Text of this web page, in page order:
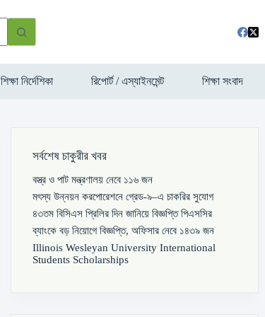
শিক্ষা নির্দেশিকা রিপোর্ট / এস্যাইনমেন্ট শিক্ষা সংবাদ
সর্বশেষ চাকুরীর খবর
বস্ত্র ও পাট মন্ত্রণালয় নেবে ১১৬ জন
মৎস্য উন্নয়ন করপোরেশনে গ্রেড-৯–এ চাকরির সুযোগ
৪৩তম বিসিএস প্রিলির দিন জানিয়ে বিজ্ঞপ্তি পিএসসির
ব্যাংকে বড় নিয়োগে বিজ্ঞপ্তি, অফিসার নেবে ১৪৩৯ জন
Illinois Wesleyan University International
Students Scholarships